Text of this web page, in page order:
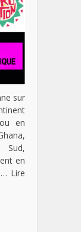
sur
en
Sud,
en
Lire